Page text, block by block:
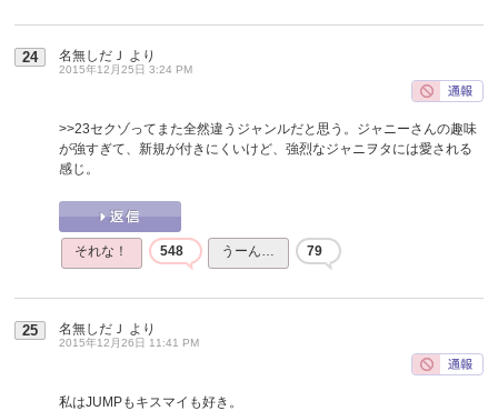
24 名無しだＪ より
2015年12月25日 3:24 PM
>>23セクゾってまた全然違うジャンルだと思う。ジャニーさんの趣味
が強すぎて、新規が付きにくいけど、強烈なジャニヲタには愛される
感じ。
それな！ 548 うーん… 79
25 名無しだＪ より
2015年12月26日 11:41 PM
私はJUMPもキスマイも好き。